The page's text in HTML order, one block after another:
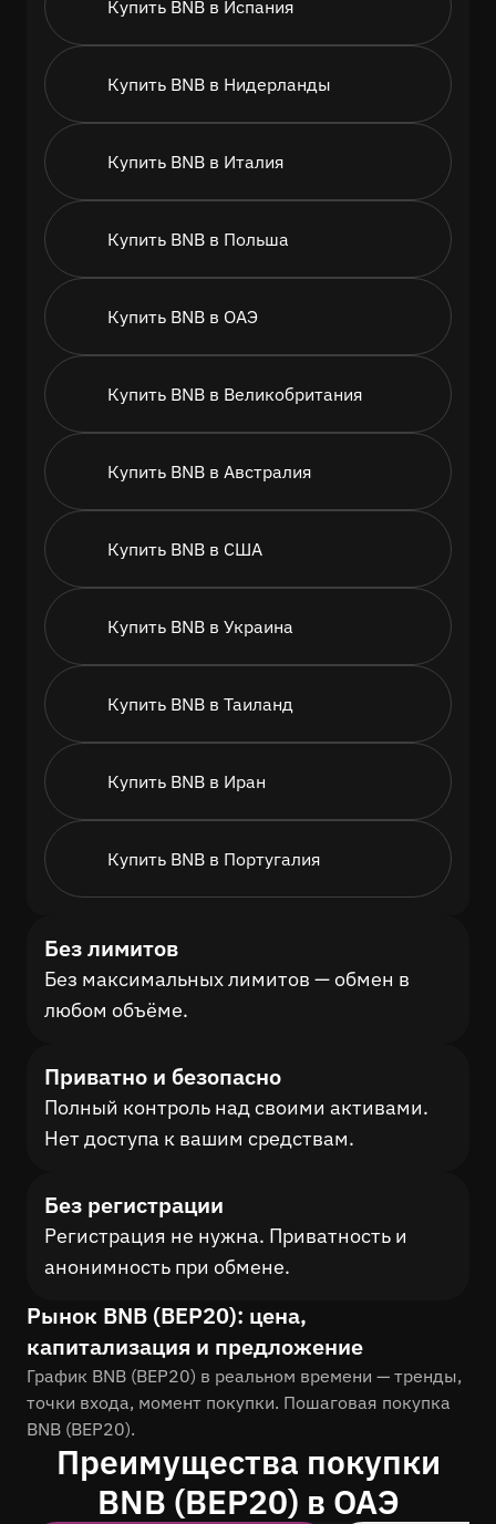
Купить BNB в Испания
Купить BNB в Нидерланды
Купить BNB в Италия
Купить BNB в Польша
Купить BNB в ОАЭ
Купить BNB в Великобритания
Купить BNB в Австралия
Купить BNB в США
Купить BNB в Украина
Купить BNB в Таиланд
Купить BNB в Иран
Купить BNB в Португалия
Без лимитов
Без максимальных лимитов — обмен в
любом объёме.
Приватно и безопасно
Полный контроль над своими активами.
Нет доступа к вашим средствам.
Без регистрации
Регистрация не нужна. Приватность и
анонимность при обмене.
Рынок BNB (BEP20): цена,
капитализация и предложение
График BNB (BEP20) в реальном времени — тренды,
точки входа, момент покупки. Пошаговая покупка
BNB (BEP20).
Преимущества покупки
BNB (BEP20) в ОАЭ